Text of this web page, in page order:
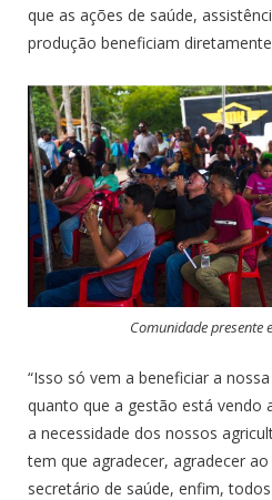
que as ações de saúde,
produção beneficiam
Comunidade presente
“Isso só vem a beneficiar a
quanto que a gestão está vendo
a necessidade dos nossos
tem que agradecer, agradecer
secretário de saúde, enfim,